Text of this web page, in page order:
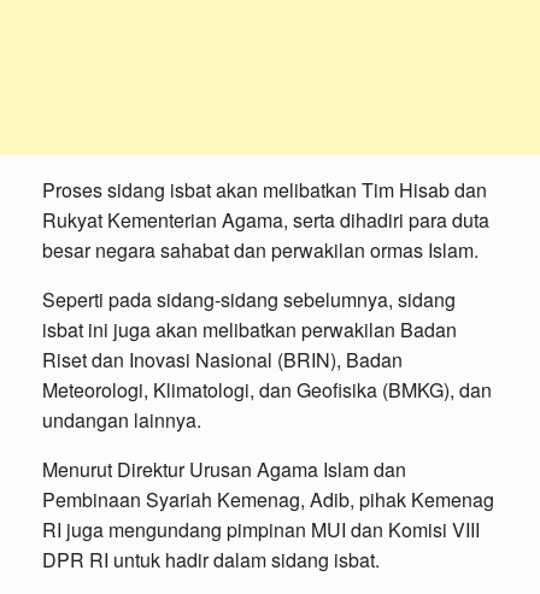
Proses sidang isbat akan melibatkan Tim Hisab dan
Rukyat Kementerian Agama, serta dihadiri para duta
besar negara sahabat dan perwakilan ormas Islam.
Seperti pada sidang-sidang sebelumnya, sidang
isbat ini juga akan melibatkan perwakilan Badan
Riset dan Inovasi Nasional (BRIN), Badan
Meteorologi, Klimatologi, dan Geofisika (BMKG), dan
undangan lainnya.
Menurut Direktur Urusan Agama Islam dan
Pembinaan Syariah Kemenag, Adib, pihak Kemenag
RI juga mengundang pimpinan MUI dan Komisi VIII
DPR RI untuk hadir dalam sidang isbat.